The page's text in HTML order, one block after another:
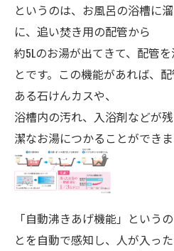
というのは、お風呂の浴槽に
に、追い焚き用の配管から
約5Lのお湯が出てきて、配管
とです。この機能があれば、
ある石けんカスや、
浴槽内の汚れ、入浴剤などが
潔なお湯につかることができま
「自動沸きあげ機能」という
とを自動で感知し、人が入っ